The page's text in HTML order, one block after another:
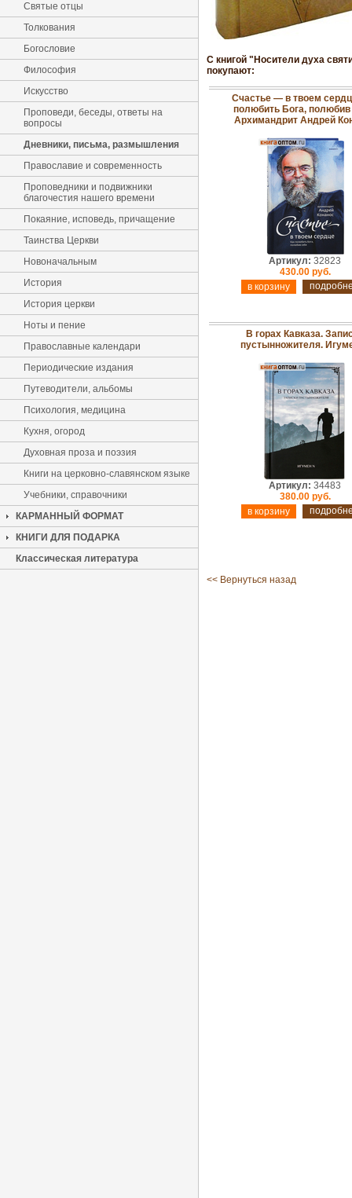
Святые отцы
Толкования
Богословие
Философия
Искусство
Проповеди, беседы, ответы на
вопросы
Дневники, письма, размышления
Православие и современность
Проповедники и подвижники
благочестия нашего времени
Покаяние, исповедь, причащение
Таинства Церкви
Новоначальным
История
История церкви
Ноты и пение
Православные календари
Периодические издания
Путеводители, альбомы
Психология, медицина
Кухня, огород
Духовная проза и поэзия
Книги на церковно-славянском языке
Учебники, справочники
КАРМАННЫЙ ФОРМАТ
КНИГИ ДЛЯ ПОДАРКА
Классическая литература
С книгой "Носители духа
покупают:
Счастье — в твоем
полюбить Бога, полюбив
Архимандрит Андрей
Артикул: 32823
430.00 руб.
В горах Кавказа.
пустынножителя.
Артикул: 34483
380.00 руб.
<< Вернуться назад